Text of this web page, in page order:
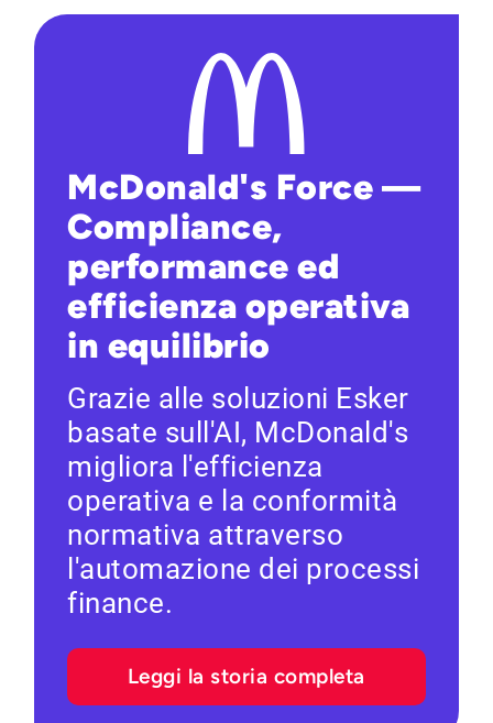
McDonald's Force —
Compliance,
performance ed
efficienza operativa
in equilibrio
Grazie alle soluzioni Esker
basate sull'AI, McDonald's
migliora l'efficienza
operativa e la conformità
normativa attraverso
l'automazione dei processi
finance.
Leggi la storia completa